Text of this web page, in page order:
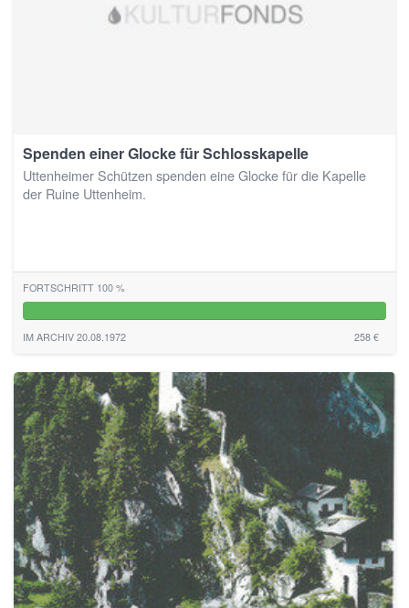
Spenden einer Glocke für Schlosskapelle
Uttenheimer Schützen spenden eine Glocke für die Kapelle
der Ruine Uttenheim.
FORTSCHRITT 100 %
IM ARCHIV 20.08.1972 258 €